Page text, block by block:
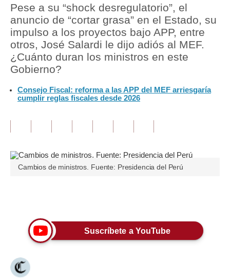
Finanzas Personales
Inmobiliarias
Plus G
Opinión
Editorial
Lujo
Estilos
EEUU
Pese a su “shock desregulatorio”, el
anuncio de “cortar grasa” en el Estado, su
impulso a los proyectos bajo APP, entre
otros, José Salardi le dijo adiós al MEF.
¿Cuánto duran los ministros en este
Gobierno?
Consejo Fiscal: reforma a las APP del MEF arriesgaría
cumplir reglas fiscales desde 2026
Cambios de ministros. Fuente: Presidencia del Perú
Suscríbete a YouTube